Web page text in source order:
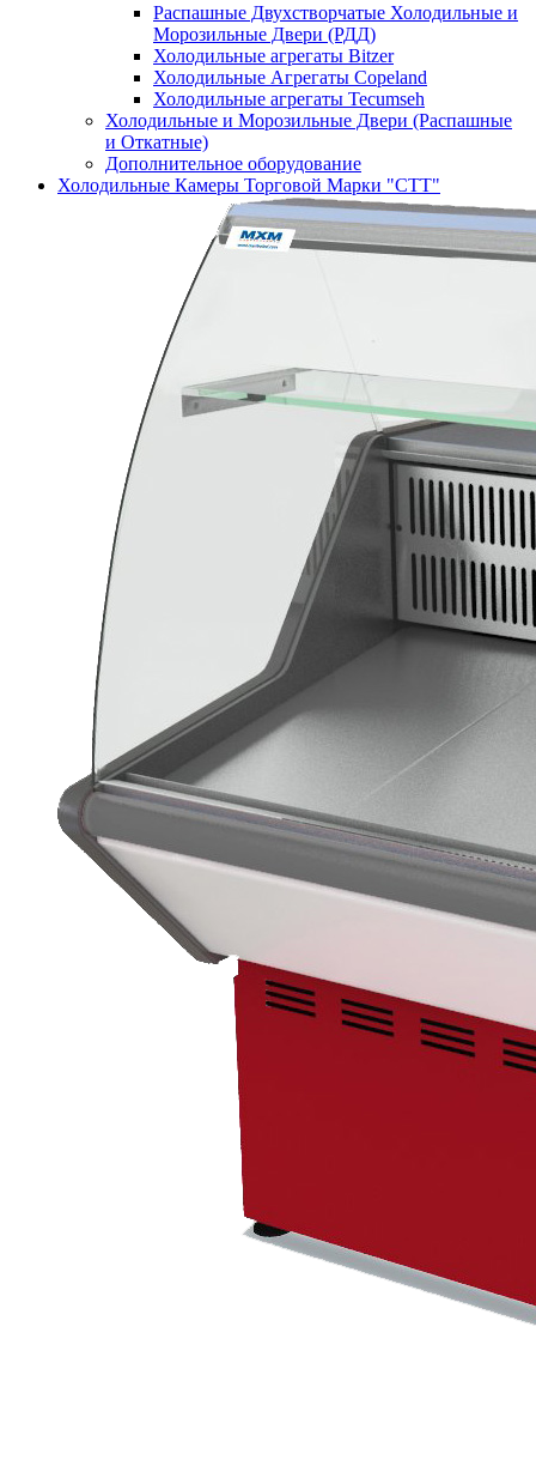
Распашные Двухстворчатые Холодильные и
Морозильные Двери (РДД)
Холодильные агрегаты Bitzer
Холодильные Агрегаты Copeland
Холодильные агрегаты Tecumseh
Холодильные и Морозильные Двери (Распашные
и Откатные)
Дополнительное оборудование
Холодильные Камеры Торговой Марки "СТТ"